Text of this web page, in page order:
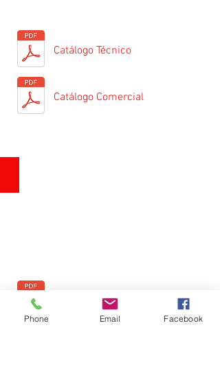
Catálogo Técnico
Catálogo Comercial
Catálogo Técnico 2 - 4.5 t
Phone Email Facebook